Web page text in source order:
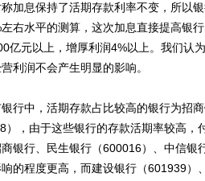
息保持了活期存款利率不变，所以银
右水平的测算，这次加息直接提高银
亿元以上，增厚利润4%以上。我们认
利润不会产生明显的影响。
中，活期存款占比较高的银行为招商
），由于这些银行的存款活期率较高
银行、民生银行（600016）、中信
的程度更高，而建设银行（601939）